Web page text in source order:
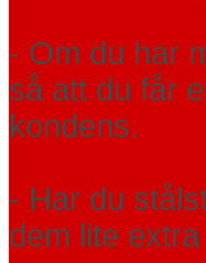
- Om du har
så att du får
kondens.
- Har du
dem lite